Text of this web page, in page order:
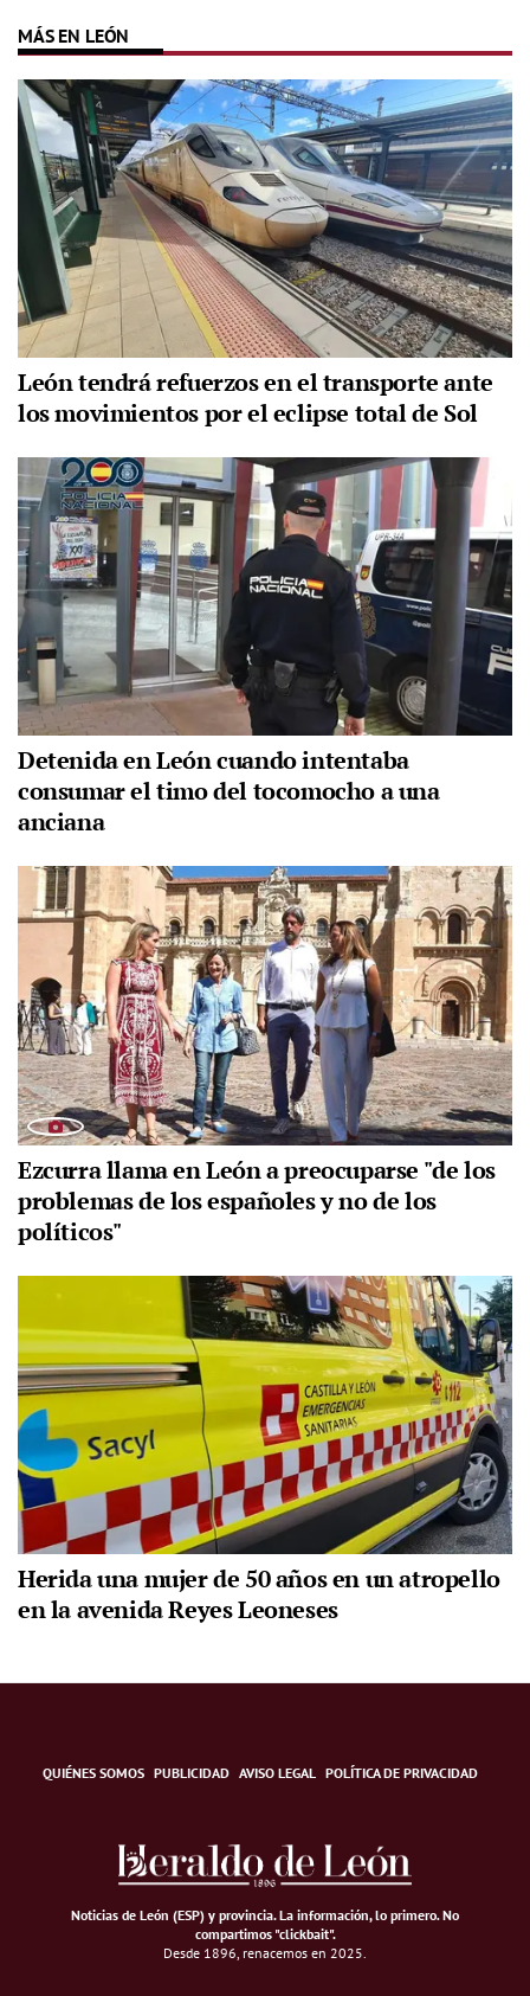
MÁS EN LEÓN
León tendrá refuerzos en el transporte ante
los movimientos por el eclipse total de Sol
Detenida en León cuando intentaba
consumar el timo del tocomocho a una
anciana
Ezcurra llama en León a preocuparse "de los
problemas de los españoles y no de los
políticos"
Herida una mujer de 50 años en un atropello
en la avenida Reyes Leoneses
QUIÉNES SOMOS PUBLICIDAD AVISO LEGAL POLÍTICA DE PRIVACIDAD
Noticias de León (ESP) y provincia. La información, lo primero.No
compartimos "clickbait".
Desde 1896, renacemos en 2025.